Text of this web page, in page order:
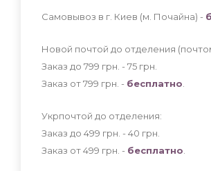
Самовывоз в г. Киев (м. Почайна) -
Новой почтой до отделения
Заказ до 799 грн. - 75 грн
Заказ от 799 грн. - бесплатно
Укрпочтой до отделения:
Заказ до 499 грн. - 40 грн
Заказ от 499 грн. - бесплатно